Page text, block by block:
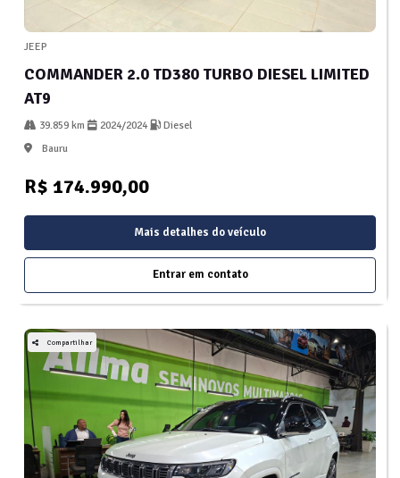
JEEP
COMMANDER 2.0 TD380 TURBO DIESEL LIMITED
AT9
39.859 km 2024/2024
Diesel
Bauru
R$ 174.990,00
Mais detalhes do veículo
Entrar em contato
Compartilhar